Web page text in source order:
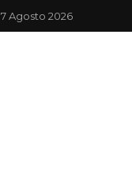
7 Agosto 2026